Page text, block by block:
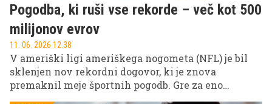
Pogodba, ki ruši vse rekorde – več kot 500
milijonov evrov
11. 06. 2026 12.38
V ameriški ligi ameriškega nogometa (NFL) je bil
sklenjen nov rekordni dogovor, ki je znova
premaknil meje športnih pogodb. Gre za eno